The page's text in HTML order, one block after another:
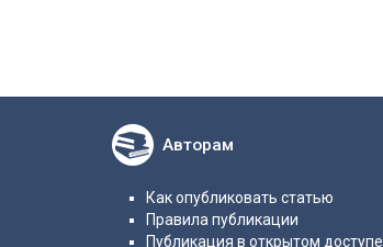
Авторам
Как опубликовать статью
Правила публикации
Публикация в открытом доступе